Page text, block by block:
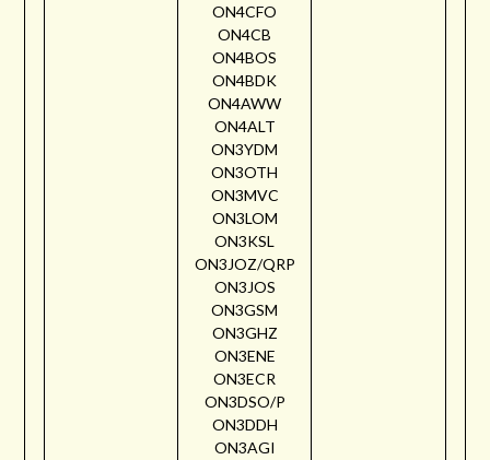
ON4CFO
ON4CB
ON4BOS
ON4BDK
ON4AWW
ON4ALT
ON3YDM
ON3OTH
ON3MVC
ON3LOM
ON3KSL
ON3JOZ/QRP
ON3JOS
ON3GSM
ON3GHZ
ON3ENE
ON3ECR
ON3DSO/P
ON3DDH
ON3AGI